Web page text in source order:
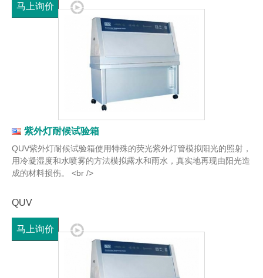
马上询价
紫外灯耐候试验箱
QUV紫外灯耐候试验箱使用特殊的荧光紫外灯管模拟阳光的照射，
用冷凝湿度和水喷雾的方法模拟露水和雨水，真实地再现由阳光造
成的材料损伤。 <br />
QUV
马上询价